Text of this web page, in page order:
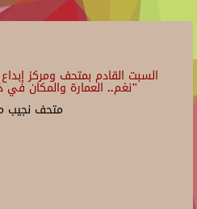
السبت القادم بمتحف ومركز
"نغم.. العمارة والمكان في
متحف نجيب